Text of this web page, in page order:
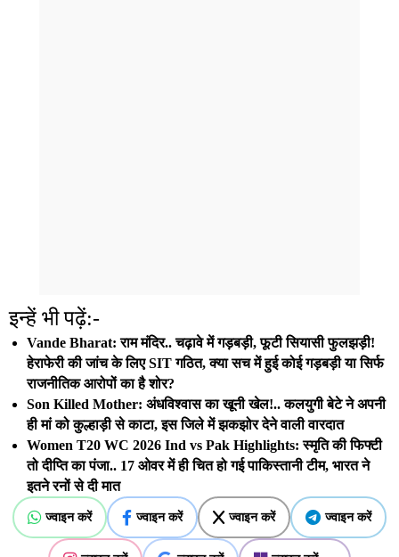
इन्हें भी पढ़ें:-
Vande Bharat: राम मंदिर.. चढ़ावे में गड़बड़ी, फूटी सियासी फुलझड़ी!
हेराफेरी की जांच के लिए SIT गठित, क्या सच में हुई कोई गड़बड़ी या सिर्फ
राजनीतिक आरोपों का है शोर?
Son Killed Mother: अंधविश्वास का खूनी खेल!.. कलयुगी बेटे ने अपनी
ही मां को कुल्हाड़ी से काटा, इस जिले में झकझोर देने वाली वारदात
Women T20 WC 2026 Ind vs Pak Highlights: स्मृति की फिफ्टी
तो दीप्ति का पंजा.. 17 ओवर में ही चित हो गई पाकिस्तानी टीम, भारत ने
इतने रनों से दी मात
ज्वाइन करें ज्वाइन करें ज्वाइन करें ज्वाइन करें